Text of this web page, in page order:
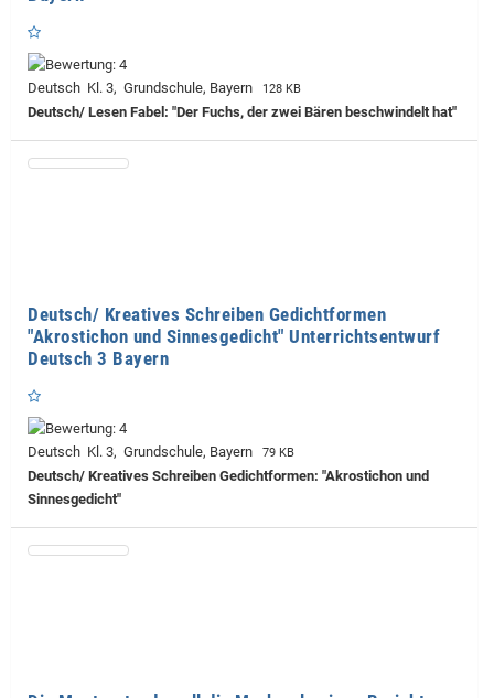
Deutsch Kl. 3, Grundschule, Bayern 128 KB
Deutsch/ Lesen Fabel: "Der Fuchs, der zwei Bären beschwindelt hat"
Deutsch/ Kreatives Schreiben Gedichtformen
"Akrostichon und Sinnesgedicht" Unterrichtsentwurf
Deutsch 3 Bayern
Deutsch Kl. 3, Grundschule, Bayern 79 KB
Deutsch/ Kreatives Schreiben Gedichtformen: "Akrostichon und
Sinnesgedicht"